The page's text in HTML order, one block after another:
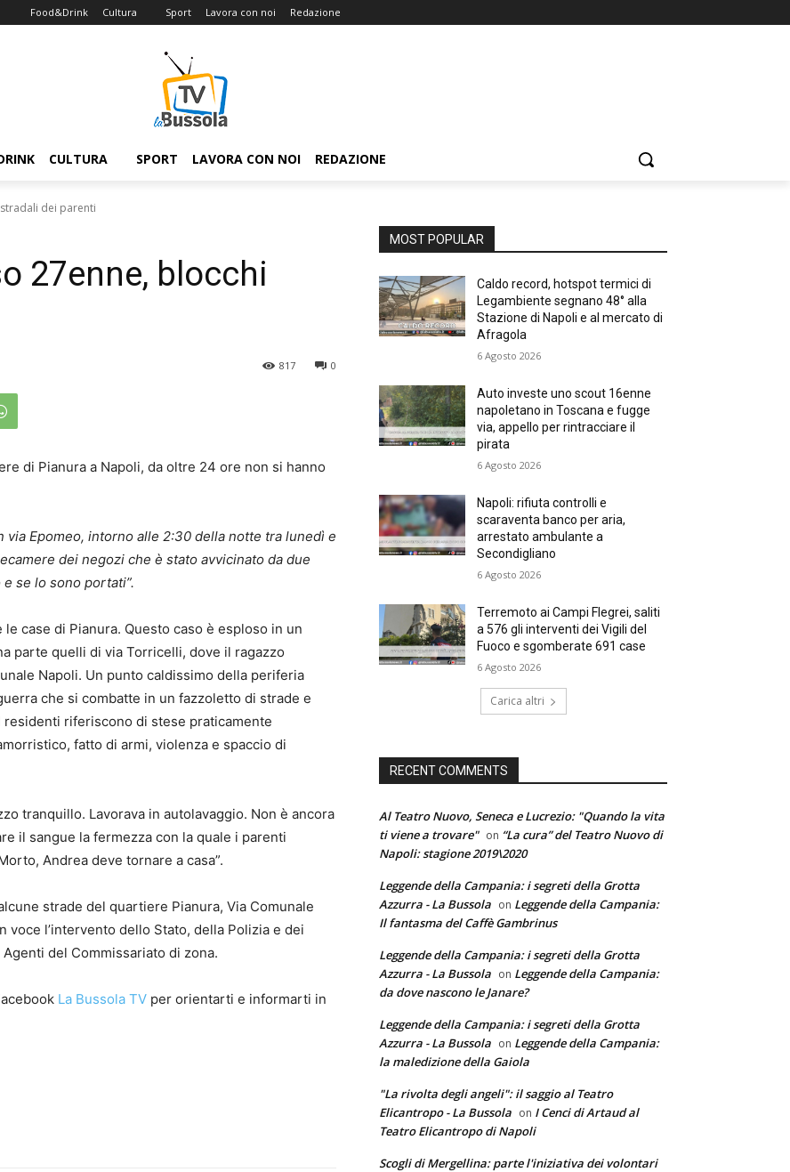
Food&Drink Cultura Sport Lavora con noi Redazione
CULTURA SPORT LAVORA CON NOI REDAZIONE
dei parenti
27enne, blocchi
0
817
di Pianura a Napoli, da oltre 24 ore non si hanno
via Epomeo, intorno alle 2:30 della notte tra lunedì e
dei negozi che è stato avvicinato da due
se lo sono portati”.
case di Pianura. Questo caso è esploso in un
parte quelli di via Torricelli, dove il ragazzo
Napoli. Un punto caldissimo della periferia
che si combatte in un fazzoletto di strade e
riferiscono di stese praticamente
fatto di armi, violenza e spaccio di
tranquillo. Lavorava in autolavaggio. Non è ancora
il sangue la fermezza con la quale i parenti
Andrea deve tornare a casa”.
strade del quartiere Pianura, Via Comunale
voce l’intervento dello Stato, della Polizia e dei
del Commissariato di zona.
La Bussola TV per orientarti e informarti in
MOST POPULAR
Caldo record, hotspot termici di
Legambiente segnano 48° alla
Stazione di Napoli e al mercato di
Afragola
6 Agosto 2026
Auto investe uno scout 16enne
napoletano in Toscana e fugge
via, appello per rintracciare il
pirata
6 Agosto 2026
Napoli: rifiuta controlli e
scaraventa banco per aria,
arrestato ambulante a
Secondigliano
6 Agosto 2026
Terremoto ai Campi Flegrei, saliti
a 576 gli interventi dei Vigili del
Fuoco e sgomberate 691 case
6 Agosto 2026
Carica altri
RECENT COMMENTS
Al Teatro Nuovo, Seneca e Lucrezio: "Quando la vita
ti viene a trovare" on “La cura” del Teatro Nuovo di
Napoli: stagione 2019\2020
Leggende della Campania: i segreti della Grotta
Azzurra - La Bussola on Leggende della Campania:
Il fantasma del Caffè Gambrinus
Leggende della Campania: i segreti della Grotta
Azzurra - La Bussola on Leggende della Campania:
da dove nascono le Janare?
Leggende della Campania: i segreti della Grotta
Azzurra - La Bussola on Leggende della Campania:
la maledizione della Gaiola
"La rivolta degli angeli": il saggio al Teatro
Elicantropo - La Bussola on I Cenci di Artaud al
Teatro Elicantropo di Napoli
Scogli di Mergellina: parte l'iniziativa dei volontari